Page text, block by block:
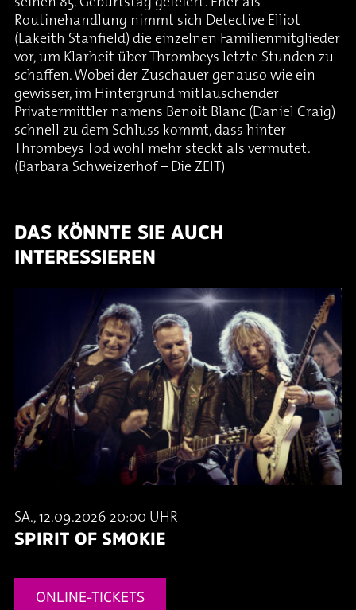
Routinehandlung nimmt sich Detective Elliot
(Lakeith Stanfield) die einzelnen Familienmitglieder
vor, um Klarheit über Thrombeys letzte Stunden zu
schaffen. Wobei der Zuschauer genauso wie ein
gewisser, im Hintergrund mitlauschender
Privatermittler namens Benoit Blanc (Daniel Craig)
schnell zu dem Schluss kommt, dass hinter
Thrombeys Tod wohl mehr steckt als vermutet.
(Barbara Schweizerhof – Die ZEIT)
DAS KÖNNTE SIE AUCH
INTERESSIEREN
SA., 12.09.2026 20:00 UHR
SPIRIT OF SMOKIE
ONLINE-TICKETS